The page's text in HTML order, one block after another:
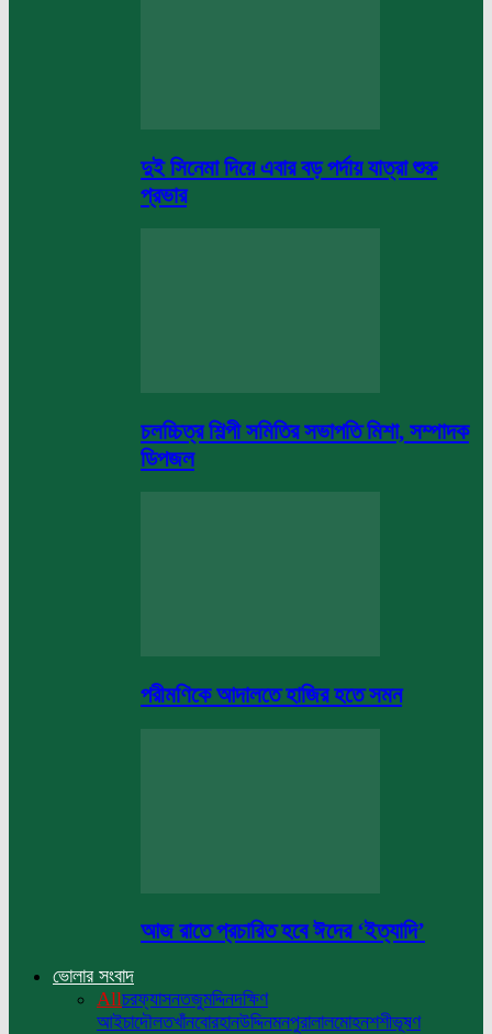
দুই সিনেমা দিয়ে এবার বড় পর্দায় যাত্রা শুরু
প্রভার
চলচ্চিত্র শিল্পী সমিতির সভাপতি মিশা, সম্পাদক
ডিপজল
পরীমণিকে আদালতে হাজির হতে সমন
আজ রাতে প্রচারিত হবে ঈদের ‘ইত্যাদি’
ভোলার সংবাদ
Allচরফ্যাসনতজুমদ্দিনদক্ষিণ
আইচাদৌলতখাঁনবোরহানউদ্দিনমনপুরালালমোহনশশীভূষণ